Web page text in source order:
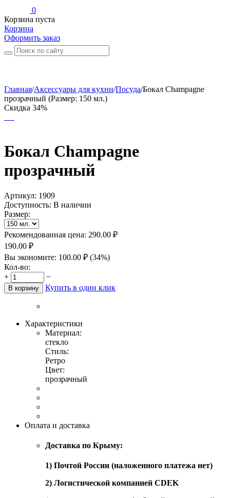
0
Корзина пуста
Корзина
Оформить заказ
Главная/Аксессуары для кухни/Посуда/Бокал Champagne
прозрачный (Размер: 150 мл.)
Скидка 34%
Бокал Champagne
прозрачный
Артикул: 1909
Доступность: В наличии
Размер:
Рекомендованная цена: 290.00 ₽
190.00 ₽
Вы экономите: 100.00 ₽ (34%)
Кол-во:
+
−
В корзину Купить в один клик
Характеристики
Материал:
стекло
Стиль:
Ретро
Цвет:
прозрачный
Оплата и доставка
Доставка по Крыму:
1) Почтой России (наложенного платежа нет)
2) Логистической компанией CDEK